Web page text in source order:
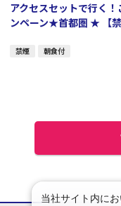
アクセスセットで行く
ンペーン★首都圏 ★ 【
禁煙 朝食付
当社サイト内に